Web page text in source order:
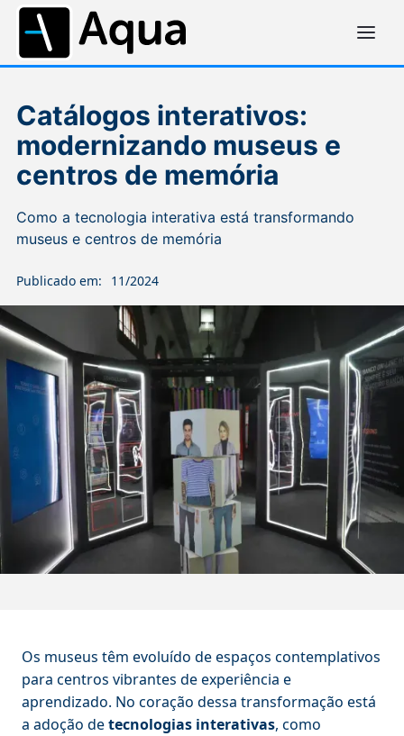
Catálogos interativos:
modernizando museus e
centros de memória
Como a tecnologia interativa está transformando
museus e centros de memória
Publicado em: 11/2024
Os museus têm evoluído de espaços contemplativos
para centros vibrantes de experiência e
aprendizado. No coração dessa transformação está
a adoção detecnologias interativas, como